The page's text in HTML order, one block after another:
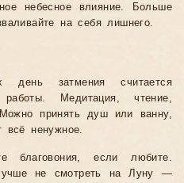
небесное влияние. Больше
на себя лишнего.
день затмения считается
Медитация, чтение,
принять душ или ванну,
всё ненужное.
благовония, если любите.
не смотреть на Луну —